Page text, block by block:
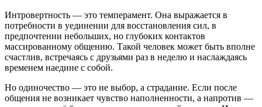
Интровертность — это темперамент. Она выражается в
потребности в уединении для восстановления сил, в
предпочтении небольших, но глубоких контактов
массированному общению. Такой человек может быть вполне
счастлив, встречаясь с друзьями раз в неделю и наслаждаясь
временем наедине с собой.
Но одиночество — это не выбор, а страдание. Если после
общения не возникает чувство наполненности, а напротив —